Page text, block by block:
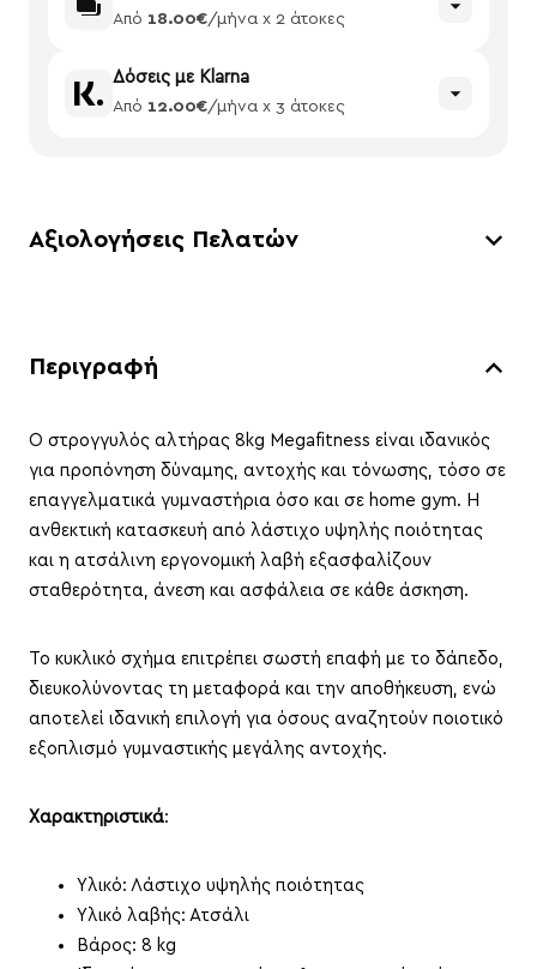
Από 18.00€/μήνα x 2 άτοκες
Δόσεις με Klarna
Από 12.00€/μήνα x 3 άτοκες
Αξιολογήσεις Πελατών
Περιγραφή
Ο στρογγυλός αλτήρας 8kg Megafitness είναι ιδανικός
για προπόνηση δύναμης, αντοχής και τόνωσης, τόσο σε
επαγγελματικά γυμναστήρια όσο και σε home gym. Η
ανθεκτική κατασκευή από λάστιχο υψηλής ποιότητας
και η ατσάλινη εργονομική λαβή εξασφαλίζουν
σταθερότητα, άνεση και ασφάλεια σε κάθε άσκηση.
Το κυκλικό σχήμα επιτρέπει σωστή επαφή με το δάπεδο,
διευκολύνοντας τη μεταφορά και την αποθήκευση, ενώ
αποτελεί ιδανική επιλογή για όσους αναζητούν ποιοτικό
εξοπλισμό γυμναστικής μεγάλης αντοχής.
Χαρακτηριστικά:
Υλικό: Λάστιχο υψηλής ποιότητας
Υλικό λαβής: Ατσάλι
Βάρος: 8 kg